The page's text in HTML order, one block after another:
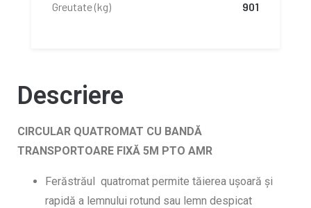
Greutate (kg) 901
Descriere
CIRCULAR QUATROMAT CU BANDĂ
TRANSPORTOARE FIXĂ 5M PTO AMR
Ferăstrăul quatromat permite tăierea ușoară și
rapidă a lemnului rotund sau lemn despicat